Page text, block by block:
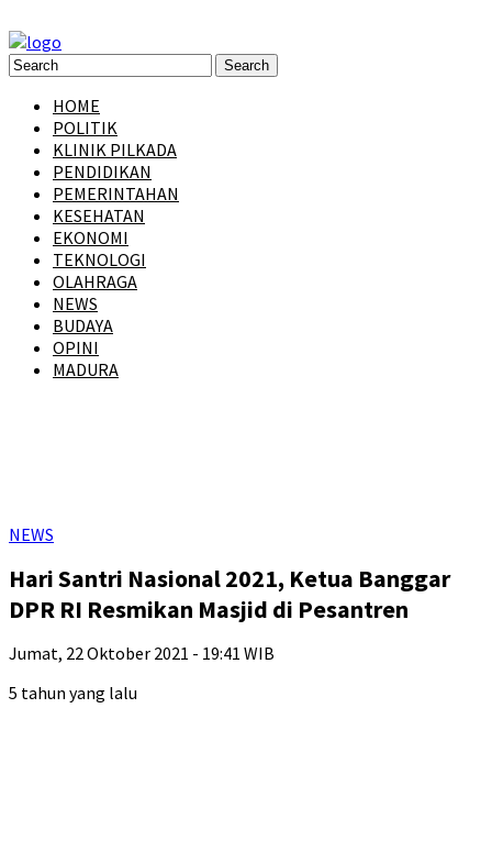
HOME
POLITIK
KLINIK PILKADA
PENDIDIKAN
PEMERINTAHAN
KESEHATAN
EKONOMI
TEKNOLOGI
OLAHRAGA
NEWS
BUDAYA
OPINI
MADURA
NEWS
Hari Santri Nasional 2021, Ketua Banggar
DPR RI Resmikan Masjid di Pesantren
Jumat, 22 Oktober 2021 - 19:41 WIB
5 tahun yang lalu